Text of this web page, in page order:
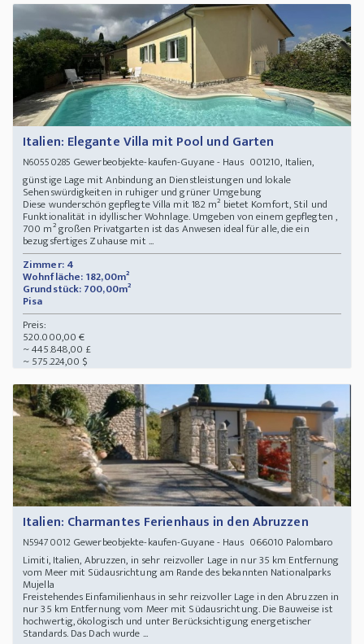
Italien: Elegante Villa mit Pool und Garten
N60550285 Gewerbeobjekte-kaufen-Guyane - Haus 001210, Italien,
günstige Lage mit Anbindung an Dienstleistungen und lokale
Sehenswürdigkeiten in ruhiger und grüner Umgebung
Diese wunderschön gepflegte Villa mit 182 m² bietet Komfort, Stil und
Funktionalität in idyllischer Wohnlage. Umgeben von einem gepflegten ,
700 m² großen Privatgarten ist das Anwesen ideal für alle, die ein
bezugsfertiges Zuhause mit ...
Zimmer: 4
Wohnfläche: 182,00m²
Grundstück: 700,00m²
Pisa
Preis:
520.000,00 €
~ 445.848,00 £
~ 575.224,00 $
Italien: Charmantes Ferienhaus in den Abruzzen
N59470012Gewerbeobjekte-kaufen-Guyane - Haus 066010 Palombaro
Limiti, Italien, Abruzzen, in sehr reizvoller Lage in nur 35 km Entfernung
vom Meer mit Südausrichtung am Rande des bekannten Nationalparks
Mujella
Freistehendes Einfamilienhaus in sehr reizvoller Lage in den Abruzzen in
nur 35 km Entfernung vom Meer mit Südausrichtung. Die Bauweise ist
hochwertig, ökologisch und unter Berücksichtigung energetischer
Standards. Das Dach wurde ...